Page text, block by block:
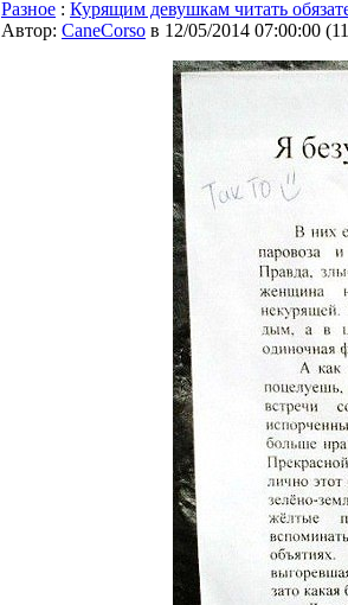
Разное : Курящим девушкам читать
Автор: CaneCorso в 12/05/2014 07:00:00 (